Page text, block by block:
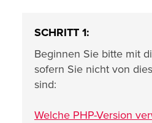
SCHRITT 1:
Beginnen Sie bitte mit
sofern Sie nicht von
sind:
Welche PHP-Version